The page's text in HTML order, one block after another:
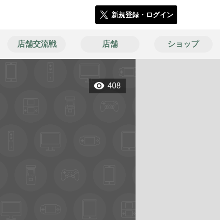
新規登録・ログイン
店舗交流戦 店舗 ショップ
408